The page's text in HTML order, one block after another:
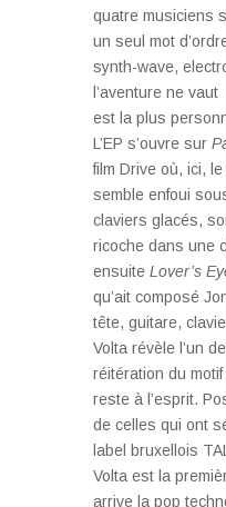
quatre musiciens
un seul mot
synth-wave,
l’aventure ne
est la plus
L’EP s’ouvre sur
film Drive où, ici,
semble enfoui
claviers glacés,
ricoche dans une
ensuite Lover’s
qu’ait composé
tête, guitare,
Volta révèle l’un
réitération du
reste à l’esprit.
de celles qui ont
label bruxellois
Volta est la
arrive la pop